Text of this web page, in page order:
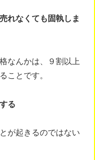
れなくても固執しま
なんかは、９割以上
ことです。
る
が起きるのではない